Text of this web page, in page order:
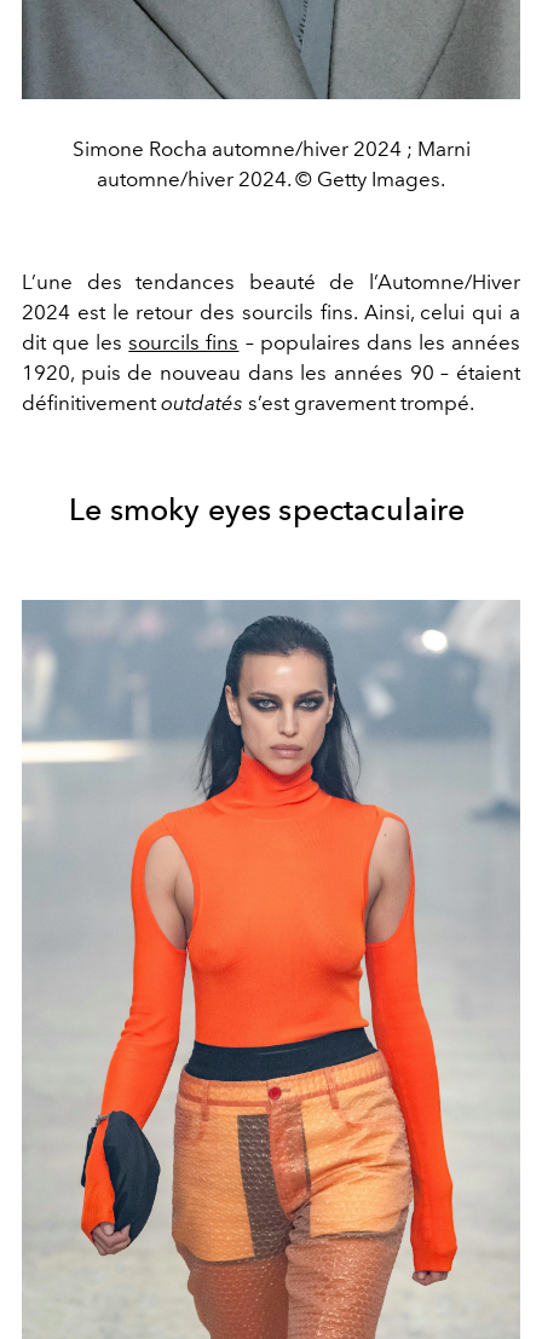
Simone Rocha automne/hiver 2024 ; Marni
automne/hiver 2024. © Getty Images.
L’une des tendances beauté de l’Automne/Hiver
2024 est le retour des sourcils fins. Ainsi, celui qui a
dit que lessourcils fins –populaires dans les années
1920, puis de nouveau dans les années 90– étaient
définitivementoutdatés s’est gravement trompé.
Le smoky eyes spectaculaire